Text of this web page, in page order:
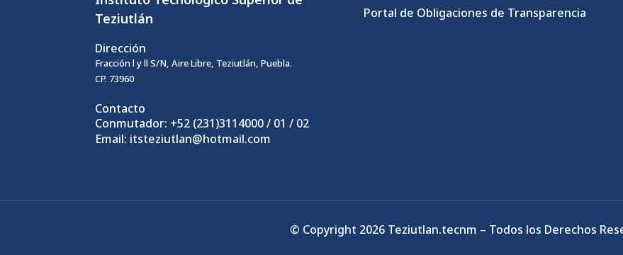
Teziutlán
Dirección
Fracción l y ll S/N, Aire Libre, Teziutlán, Puebla.
CP. 73960
Contacto
Conmutador: +52 (231)3114000 / 01 / 02
Email: itsteziutlan@hotmail.com
Portal de Obligaciones de Transparencia
© Copyright 2026 Teziutlan.tecnm – Todos los Derechos